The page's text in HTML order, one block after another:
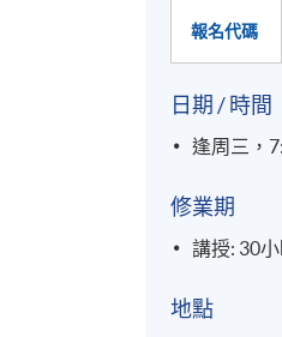
報名代碼
日期 / 時間
逢周三，
修業期
講授: 30
地點